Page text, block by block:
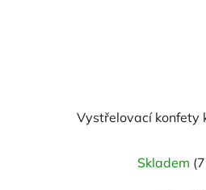
Vystřelovací konfety
Skladem